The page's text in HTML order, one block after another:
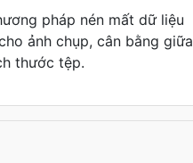
pháp nén mất dữ liệu
ảnh chụp, cân bằng giữa
thước tệp.